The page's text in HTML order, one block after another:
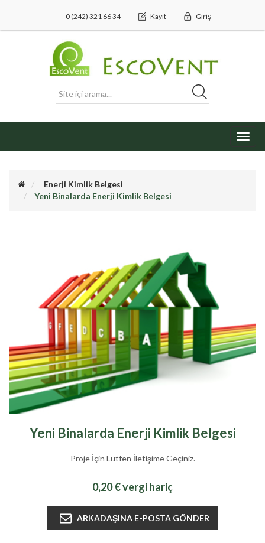
0 (242) 321 66 34 Kayıt Giriş
Enerji Kimlik Belgesi
Yeni Binalarda Enerji Kimlik Belgesi
Yeni Binalarda Enerji Kimlik Belgesi
Proje İçin Lütfen İletişime Geçiniz.
0,20 € vergi hariç